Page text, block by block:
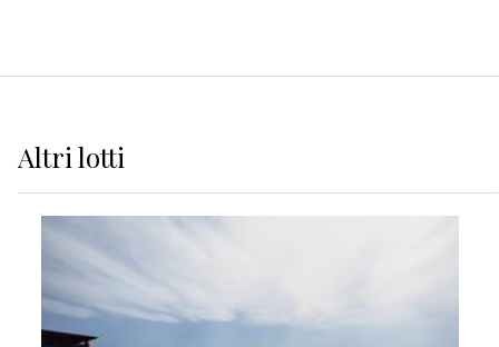
Altrilotti